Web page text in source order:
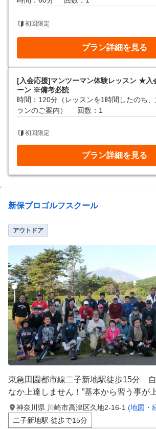
初回限定
プラン詳細を見る
[入会応援]マンツーマン体験レッスン ★入
ーン ※備考必読
時間：120分（レッスンを1時間したのち
ランのご案内）
回数：1
初回限定
プラン詳細を見る
新保プロゴルフスクール
アウトドア
東急田園都市線二子新地駅徒歩15分
なか上達しません！”基本から習う事が
神奈川県 川崎市高津区久地2-16-1 (地図・
二子新地駅 徒歩で15分